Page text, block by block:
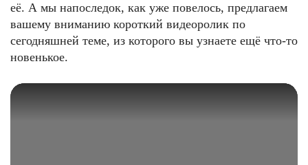
её. А мы напоследок, как уже повелось, предлагаем
вашему вниманию короткий видеоролик по
сегодняшней теме, из которого вы узнаете ещё что-то
новенькое.